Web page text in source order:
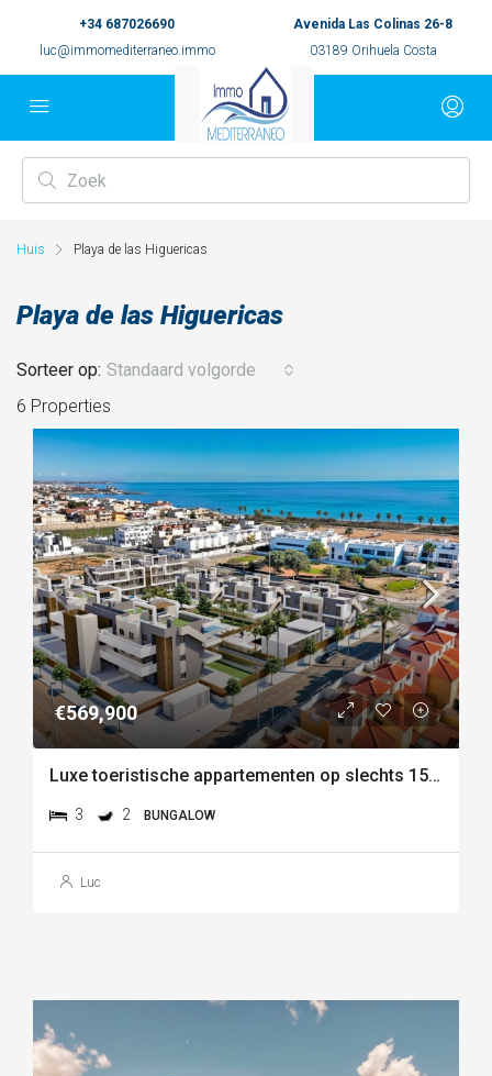
+34 687026690
luc@immomediterraneo.immo
Avenida Las Colinas 26-8
03189 Orihuela Costa
Huis Playa de las Higuericas
Playa de las Higuericas
6 Properties
Sorteer op: Standaard volgorde
€569,900
Luxe toeristische appartementen op slechts 150 meter van het strand van las higuericas – torre de la
3 2 BUNGALOW
Luc